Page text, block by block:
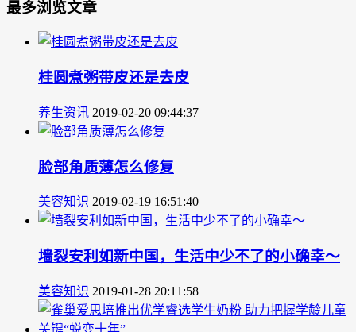
最多浏览文章
桂圆煮粥带皮还是去皮
养生资讯 2019-02-20 09:44:37
脸部角质薄怎么修复
美容知识 2019-02-19 16:51:40
墙裂安利如新中国，生活中少不了的小确幸～
美容知识 2019-01-28 20:11:58